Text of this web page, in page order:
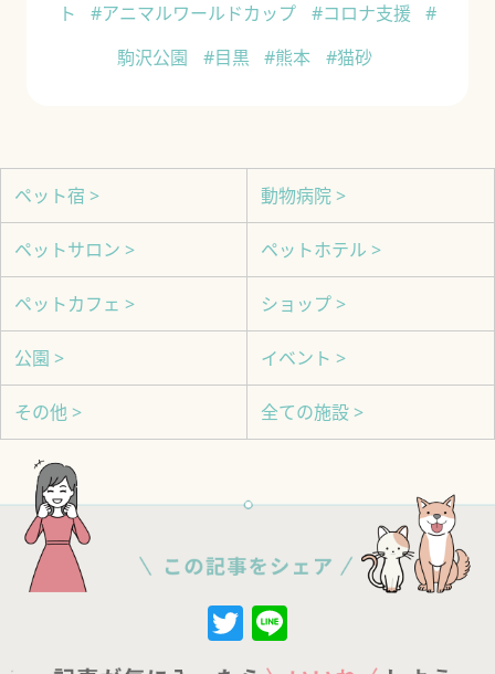
ト
#アニマルワールドカップ #コロナ支援
#
駒沢公園
#目黒 #熊本 #猫砂
ペット宿 > 動物病院 >
ペットサロン > ペットホテル >
ペットカフェ > ショップ >
公園 > イベント >
その他 > 全ての施設 >
Twitter